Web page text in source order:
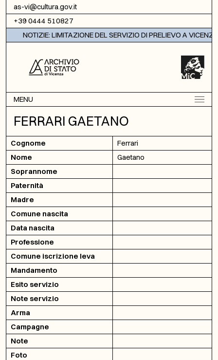
Vai al contenuto
as-vi@cultura.gov.it
+39 0444 510827
NOTIZIE: LIMITAZIONE DEL SERVIZIO DI PRELIEVO A VICENZA
MENU
FERRARI GAETANO
Cognome
Ferrari
Nome
Gaetano
Soprannome
Paternità
Madre
Comune nascita
Data nascita
Professione
Comune iscrizione leva
Mandamento
Esito servizio
Note servizio
Arma
Campagne
Note
Foto